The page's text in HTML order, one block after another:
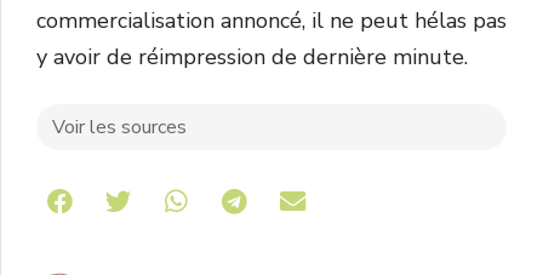
commercialisation annoncé, il ne peut hélas pas
y avoir de réimpression de dernière minute.
Voir les sources
Share on Telegram